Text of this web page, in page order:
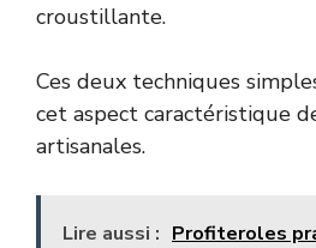
croustillante.
Ces deux techniques
cet aspect caractéristique
artisanales.
Lire aussi : Profiteroles